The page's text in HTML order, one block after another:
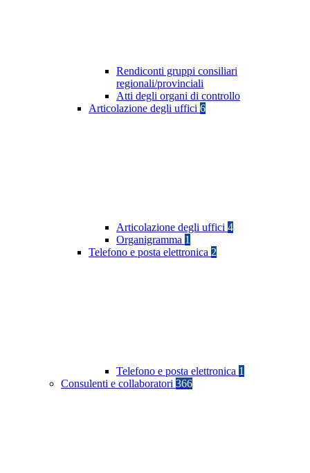
Rendiconti gruppi consiliari
regionali/provinciali
Atti degli organi di controllo
Articolazione degli uffici 6
Articolazione degli uffici 4
Organigramma 1
Telefono e posta elettronica 2
Telefono e posta elettronica 1
Consulenti e collaboratori 366